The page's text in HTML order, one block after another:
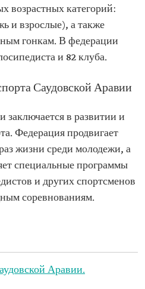
возрастных категорий:
и взрослые), а также
гонкам. В федерации
и 82 клуба.
Саудовской Аравии
заключается в развитии и
Федерация продвигает
жизни среди молодежи, а
специальные программы
и других спортсменов
соревнованиям.
Аравии.